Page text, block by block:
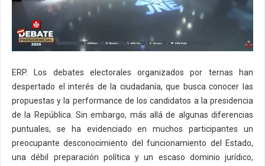
ERP. Los debates electorales organizados por ternas han
despertado el interés de la ciudadanía, que busca conocer las
propuestas y la performance de los candidatos a la presidencia
de la República. Sin embargo, más allá de algunas diferencias
puntuales, se ha evidenciado en muchos participantes un
preocupante desconocimiento del funcionamiento del Estado,
una débil preparación política y un escaso dominio jurídico,